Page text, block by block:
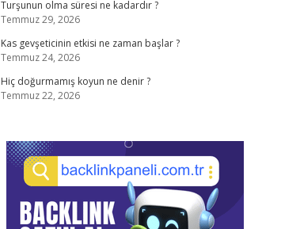
Turşunun olma süresi ne kadardır ?
Temmuz 29, 2026
Kas gevşeticinin etkisi ne zaman başlar ?
Temmuz 24, 2026
Hiç doğurmamış koyun ne denir ?
Temmuz 22, 2026